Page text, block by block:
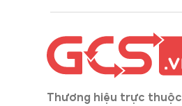
Thương hiệu trực thuộc